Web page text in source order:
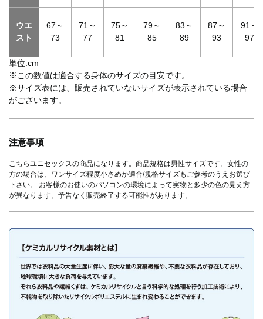
ウエ
スト
67～
73
71～
77
75～
81
79～
85
83～
89
87～
93
91～
97
単位:cm
※この数値は適合する身体のサイズの目安です。
※サイズ表には、販売されていないサイズが表示されている場合
がございます。
注意事項
こちらユニセックスの商品になります。商品規格は男性サイズです。女性の
方の場合は、ワンサイズ程度小さめか適合/規格サイズもご参考のうえお選び
下さい。 お客様のお使いのパソコンの環境によって実物と多少の色の見え方
が異なります。予告なく販売終了する可能性があります。